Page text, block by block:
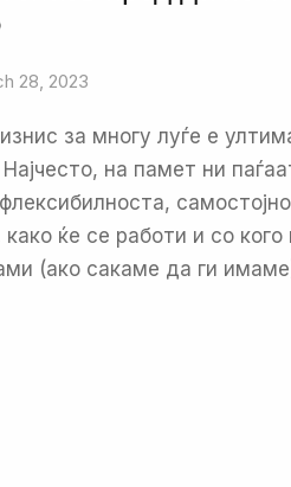
28, 2023
за многу луѓе е
на памет ни
ќе се работи и со кого
(ако сакаме да ги